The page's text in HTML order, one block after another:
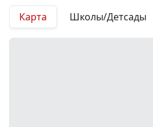
Карта Школы/Детсады